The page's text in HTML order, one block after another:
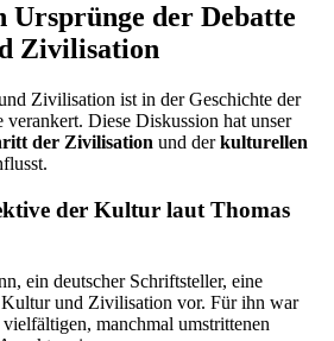
Ursprünge der Debatte
Zivilisation
Zivilisation ist in der Geschichte der
Diese Diskussion hat unser
der Zivilisation und derkulturellen
der Kultur laut Thomas
ein deutscher Schriftsteller, eine
Kultur und Zivilisation vor. Für ihn war
manchmal umstrittenen